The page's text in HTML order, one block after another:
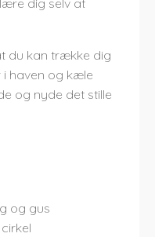
dig selv at
du kan trække dig
i haven og kæle
og nyde det stille
og gus